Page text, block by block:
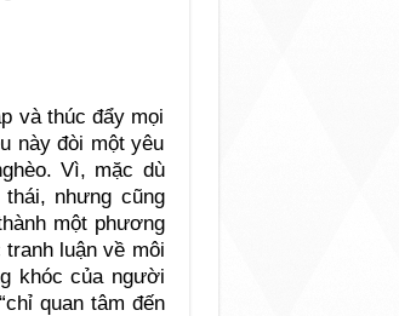
và thúc đẩy mọi
này đòi một yêu
Vì, mặc dù
nhưng cũng
một phương
luận về môi
khóc của người
quan tâm đến